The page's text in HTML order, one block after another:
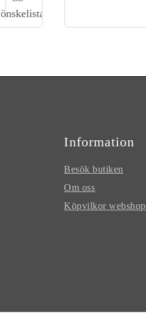
önskelista
Information
Besök butiken
Om oss
Köpvilkor webshop